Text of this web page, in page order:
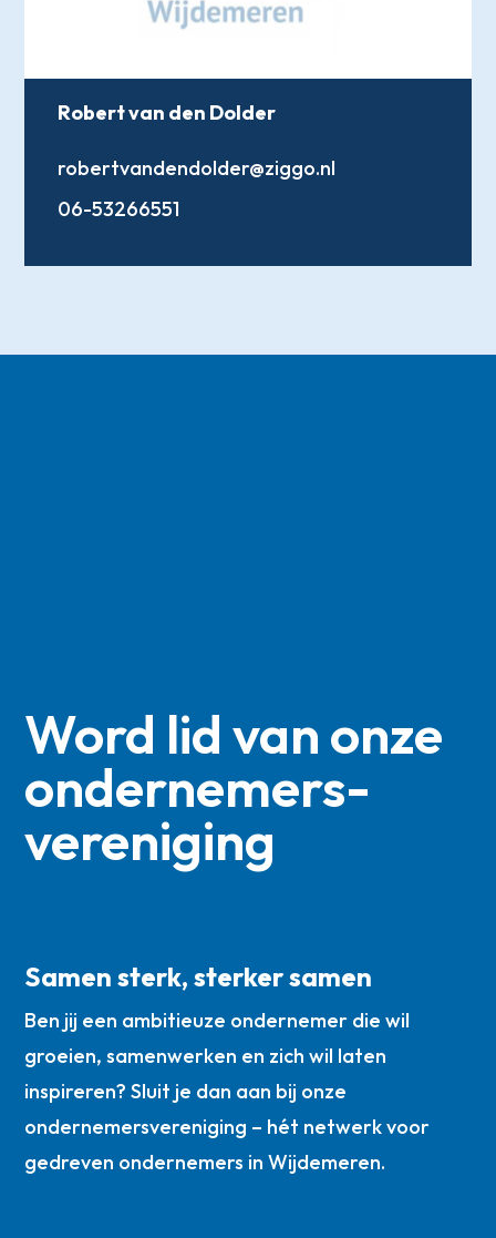
Robert van den Dolder
robertvandendolder@ziggo.nl
06-53266551
Word lid van onze
ondernemers­
vereniging
Samen sterk, sterker samen
Ben jij een ambitieuze ondernemer die wil
groeien, samenwerken en zich wil laten
inspireren? Sluit je dan aan bij onze
ondernemersvereniging – hét netwerk voor
gedreven ondernemers in Wijdemeren.